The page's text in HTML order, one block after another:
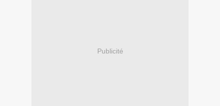
Publicité